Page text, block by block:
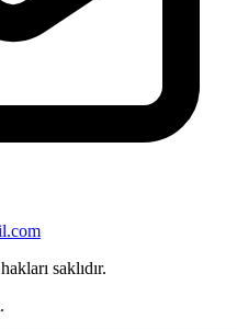
saklıdır.